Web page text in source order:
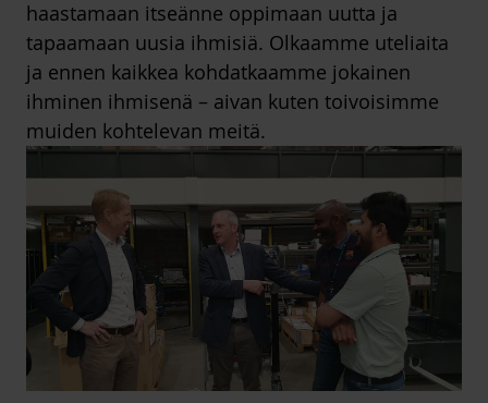
haastamaan itseänne oppimaan uutta ja
tapaamaan uusia ihmisiä. Olkaamme uteliaita
ja ennen kaikkea kohdatkaamme jokainen
ihminen ihmisenä – aivan kuten toivoisimme
muiden kohtelevan meitä.